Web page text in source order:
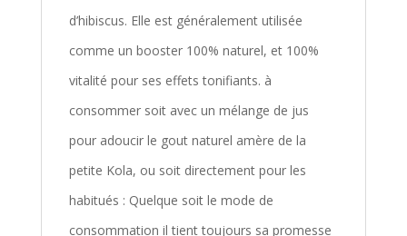
d’hibiscus. Elle est généralement utilisée
comme un booster 100% naturel, et 100%
vitalité pour ses effets tonifiants. à
consommer soit avec un mélange de jus
pour adoucir le gout naturel amère de la
petite Kola, ou soit directement pour les
habitués : Quelque soit le mode de
consommation il tient toujours sa promesse